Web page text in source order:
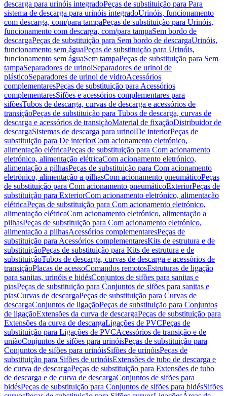
descarga para urinóis integradoPeças de substituição para Para
sistema de descarga para urinóis integradoUrinóis, funcionamento
com descarga, com/para tampaPeças de substituição para Urinóis,
funcionamento com descarga, com/para tampaSem bordo de
descargaPeças de substituição para Sem bordo de descargaUrinóis,
funcionamento sem águaPeças de substituição para Urinóis,
funcionamento sem águaSem tampaPeças de substituição para Sem
tampaSeparadores de urinolSeparadores de urinol de
plásticoSeparadores de urinol de vidroAcessórios
complementaresPeças de substituição para Acessórios
complementaresSifões e acessórios complementares para
sifõesTubos de descarga, curvas de descarga e acessórios de
transiçãoPeças de substituição para Tubos de descarga, curvas de
descarga e acessórios de transiçãoMaterial de fixaçãoDistribuidor de
descargaSistemas de descarga para urinolDe interiorPeças de
substituição para De interiorCom acionamento eletrónico,
alimentação elétricaPeças de substituição para Com acionamento
eletrónico, alimentação elétricaCom acionamento eletrónico,
alimentação a pilhasPeças de substituição para Com acionamento
eletrónico, alimentação a pilhasCom acionamento pneumáticoPeças
de substituição para Com acionamento pneumáticoExteriorPeças de
substituição para ExteriorCom acionamento eletrónico, alimentação
elétricaPeças de substituição para Com acionamento eletrónico,
alimentação elétricaCom acionamento eletrónico, alimentação a
pilhasPeças de substituição para Com acionamento eletrónico,
alimentação a pilhasAcessórios complementaresPeças de
substituição para Acessórios complementaresKits de estrutura e de
substituiçãoPeças de substituição para Kits de estrutura e de
substituiçãoTubos de descarga, curvas de descarga e acessórios de
transiçãoPlacas de acessoComandos remotosEstruturas de ligação
para sanitas, urinóis e bidésConjuntos de sifões para sanitas e
piasPeças de substituição para Conjuntos de sifões para sanitas e
piasCurvas de descargaPeças de substituição para Curvas de
descargaConjuntos de ligaçãoPeças de substituição para Conjuntos
de ligaçãoExtensões da curva de descargaPeças de substituição para
Extensões da curva de descargaLigações de PVCPeças de
substituição para Ligações de PVCAcessórios de transição e de
uniãoConjuntos de sifões para urinóisPeças de substituição para
Conjuntos de sifões para urinóisSifões de urinóisPeças de
substituição para Sifões de urinóisExtensões de tubo de descarga e
de curva de descargaPeças de substituição para Extensões de tubo
de descarga e de curva de descargaConjuntos de sifões para
bidésPeças de substituição para Conjuntos de sifões para bidésSifões